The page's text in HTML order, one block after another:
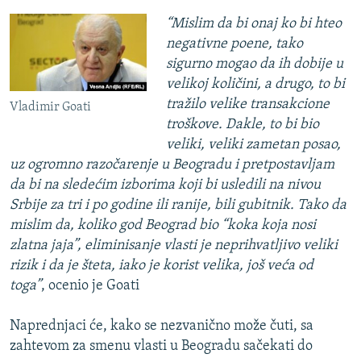
Vladimir Goati
“Mislim da bi onaj ko bi hteo
negativne poene, tako
sigurno mogao da ih dobije u
velikoj količini, a drugo, to bi
tražilo velike transakcione
troškove. Dakle, to bi bio
veliki, veliki zametan posao,
uz ogromno razočarenje u Beogradu i pretpostavljam
da bi na sledećim izborima koji bi usledili na nivou
Srbije za tri i po godine ili ranije, bili gubitnik. Tako da
mislim da, koliko god Beograd bio “koka koja nosi
zlatna jaja”, eliminisanje vlasti je neprihvatljivo veliki
rizik i da je šteta, iako je korist velika, još veća od
toga”, ocenio je Goati
Naprednjaci će, kako se nezvanično može čuti, sa
zahtevom za smenu vlasti u Beogradu sačekati do